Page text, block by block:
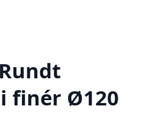
finér Ø120